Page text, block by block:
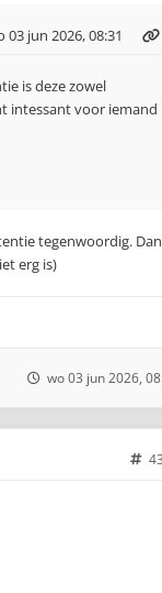
03 jun 2026, 08:31
is deze zowel
intessant voor iemand
tegenwoordig. Dan
erg is)
wo 03 jun 2026,